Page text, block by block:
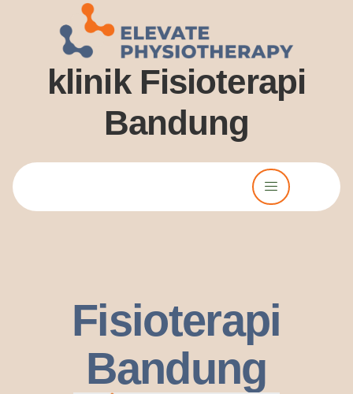
klinik Fisioterapi
Bandung
Fisioterapi
Bandung